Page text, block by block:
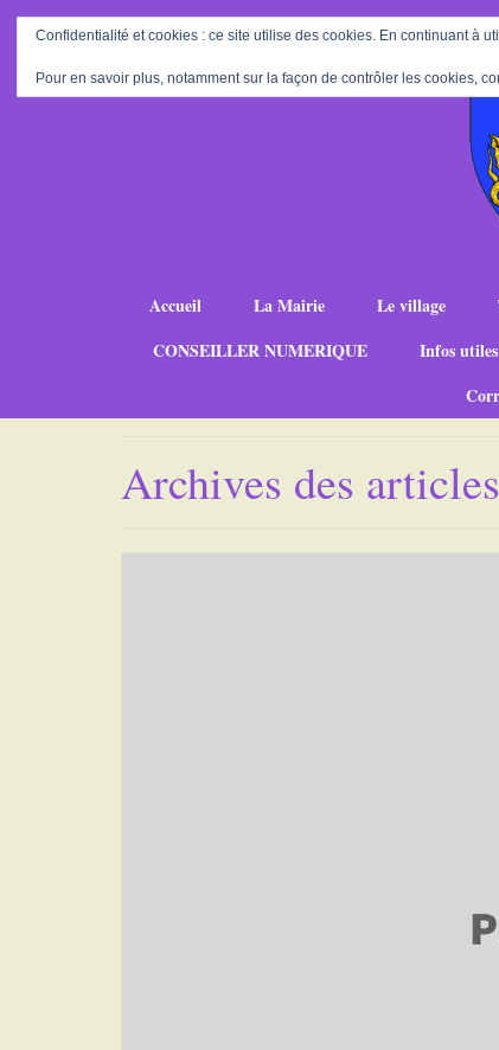
Accueil La Mairie Le village
CONSEILLER NUMERIQUE
Infos utiles
Archives des
Confidentialité et cookies : ce site utilise des cookies. En continuant à
Pour en savoir plus, notamment sur la façon de contrôler les cookies,